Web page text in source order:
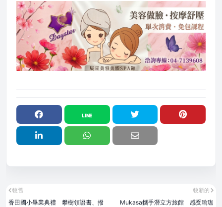
較新的
Mukasa攜手潛立方旅館 感受瑜珈
較舊
香田國小畢業典禮 攀樹領證書、撥